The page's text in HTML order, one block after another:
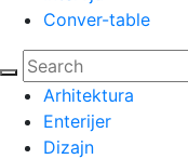
Conver-table
Arhitektura
Enterijer
Dizajn